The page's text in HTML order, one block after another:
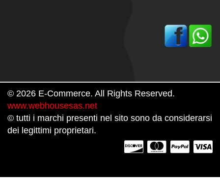
© 2026 E-Commerce. All Rights Reserved.
www.webhousesas.net
© tutti i marchi presenti nel sito sono da considerarsi
dei legittimi proprietari.